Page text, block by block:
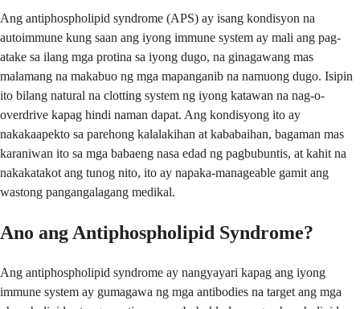
Ang antiphospholipid syndrome (APS) ay isang kondisyon na
autoimmune kung saan ang iyong immune system ay mali ang pag-
atake sa ilang mga protina sa iyong dugo, na ginagawang mas
malamang na makabuo ng mga mapanganib na namuong dugo. Isipin
ito bilang natural na clotting system ng iyong katawan na nag-o-
overdrive kapag hindi naman dapat. Ang kondisyong ito ay
nakakaapekto sa parehong kalalakihan at kababaihan, bagaman mas
karaniwan ito sa mga babaeng nasa edad ng pagbubuntis, at kahit na
nakakatakot ang tunog nito, ito ay napaka-manageable gamit ang
wastong pangangalagang medikal.
Ano ang Antiphospholipid Syndrome?
Ang antiphospholipid syndrome ay nangyayari kapag ang iyong
immune system ay gumagawa ng mga antibodies na target ang mga